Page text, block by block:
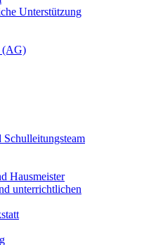
Unterstützung
(AG)
Hausmeister
unterrichtlichen